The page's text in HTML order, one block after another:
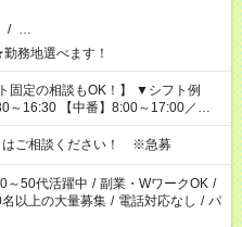
/ …
務地選べます！
相談もOK！】 ▼シフト例
～16:30 【中番】8:00～17:00／
～20:00／13:00～22:00
はご相談ください！ ※急募
～50代活躍中 / 副業・WワークOK /
名以上の大量募集 / 電話対応なし / パ